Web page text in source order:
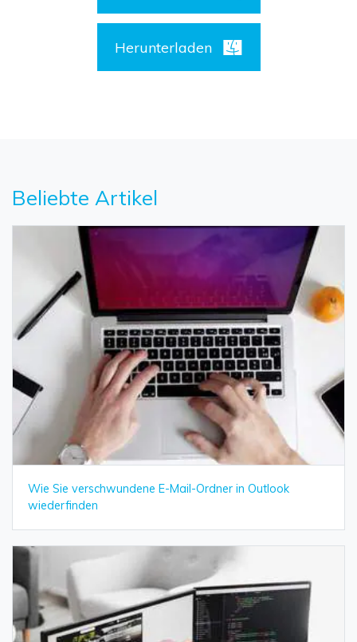
Herunterladen
Beliebte Artikel
Wie Sie verschwundene E-Mail-Ordner in Outlook
wiederfinden